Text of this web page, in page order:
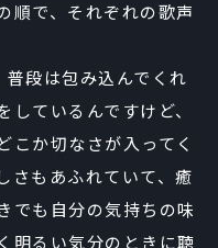
順で、それぞれの歌声
段は包み込んでくれ
ているんですけど、
こか切なさが入ってく
さもあふれていて、癒
でも自分の気持ちの味
明るい気分のときに聴